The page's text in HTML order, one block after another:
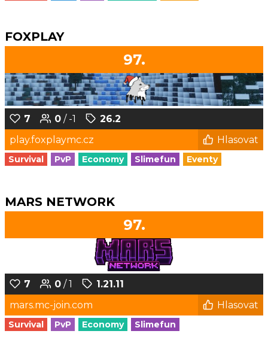
FOXPLAY
97.
7 0 / -1
26.2
play.foxplaymc.cz
Hlasovat
Survival PvP Economy Slimefun Eventy
MARS NETWORK
97.
7 0 / 1
1.21.11
mars.mc-join.com
Hlasovat
Survival PvP Economy Slimefun